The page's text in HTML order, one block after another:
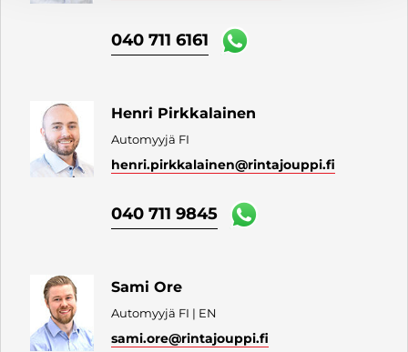
040 711 6161
Henri Pirkkalainen
Automyyjä FI
henri.pirkkalainen@rintajouppi.fi
040 711 9845
Sami Ore
Automyyjä FI | EN
sami.ore@rintajouppi.fi